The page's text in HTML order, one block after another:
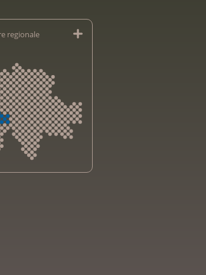
regionale